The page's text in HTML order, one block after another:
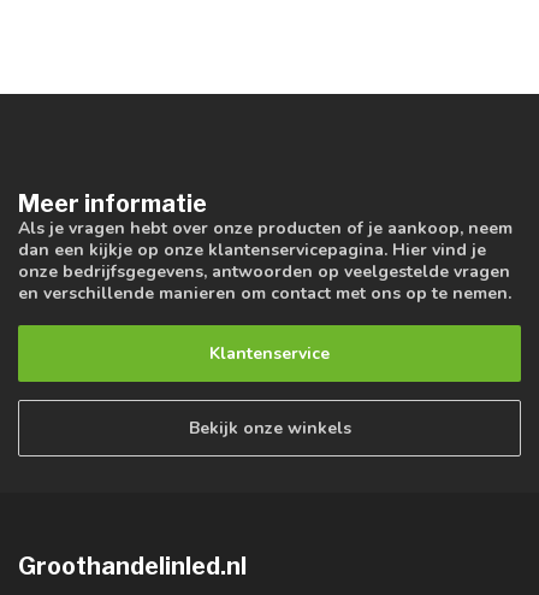
Meer informatie
Als je vragen hebt over onze producten of je aankoop, neem
dan een kijkje op onze klantenservicepagina. Hier vind je
onze bedrijfsgegevens, antwoorden op veelgestelde vragen
en verschillende manieren om contact met ons op te nemen.
Klantenservice
Bekijk onze winkels
Groothandelinled.nl